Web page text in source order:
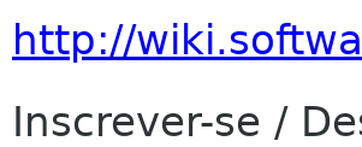
http://
Inscrever-se /